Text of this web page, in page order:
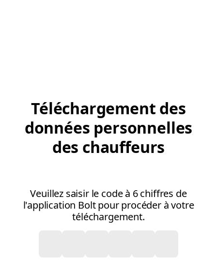
Téléchargement des
données personnelles
des chauffeurs
Veuillez saisir le code à 6 chiffres de
l'application Bolt pour procéder à votre
téléchargement.